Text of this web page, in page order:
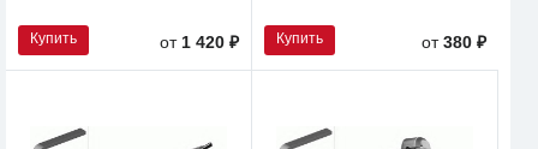
Купить от 1 420 ₽ Купить от380 ₽